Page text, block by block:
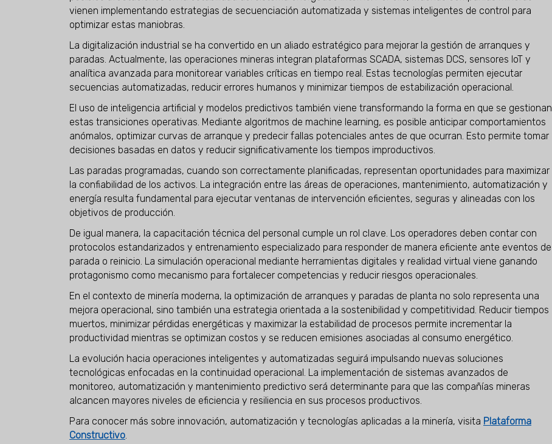
vienen implementando estrategias de secuenciación automatizada y sistemas inteligentes de control para
optimizar estas maniobras.
La digitalización industrial se ha convertido en un aliado estratégico para mejorar la gestión de arranques y
paradas. Actualmente, las operaciones mineras integran plataformas SCADA, sistemas DCS, sensores IoT y
analítica avanzada para monitorear variables críticas en tiempo real. Estas tecnologías permiten ejecutar
secuencias automatizadas, reducir errores humanos y minimizar tiempos de estabilización operacional.
El uso de inteligencia artificial y modelos predictivos también viene transformando la forma en que se gestionan
estas transiciones operativas. Mediante algoritmos de machine learning, es posible anticipar comportamientos
anómalos, optimizar curvas de arranque y predecir fallas potenciales antes de que ocurran. Esto permite tomar
decisiones basadas en datos y reducir significativamente los tiempos improductivos.
Las paradas programadas, cuando son correctamente planificadas, representan oportunidades para maximizar
la confiabilidad de los activos. La integración entre las áreas de operaciones, mantenimiento, automatización y
energía resulta fundamental para ejecutar ventanas de intervención eficientes, seguras y alineadas con los
objetivos de producción.
De igual manera, la capacitación técnica del personal cumple un rol clave. Los operadores deben contar con
protocolos estandarizados y entrenamiento especializado para responder de manera eficiente ante eventos de
parada o reinicio. La simulación operacional mediante herramientas digitales y realidad virtual viene ganando
protagonismo como mecanismo para fortalecer competencias y reducir riesgos operacionales.
En el contexto de minería moderna, la optimización de arranques y paradas de planta no solo representa una
mejora operacional, sino también una estrategia orientada a la sostenibilidad y competitividad. Reducir tiempos
muertos, minimizar pérdidas energéticas y maximizar la estabilidad de procesos permite incrementar la
productividad mientras se optimizan costos y se reducen emisiones asociadas al consumo energético.
La evolución hacia operaciones inteligentes y automatizadas seguirá impulsando nuevas soluciones
tecnológicas enfocadas en la continuidad operacional. La implementación de sistemas avanzados de
monitoreo, automatización y mantenimiento predictivo será determinante para que las compañías mineras
alcancen mayores niveles de eficiencia y resiliencia en sus procesos productivos.
Para conocer más sobre innovación, automatización y tecnologías aplicadas a la minería, visita Plataforma
Constructivo.